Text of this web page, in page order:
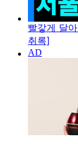
빨갛게 달
취록]